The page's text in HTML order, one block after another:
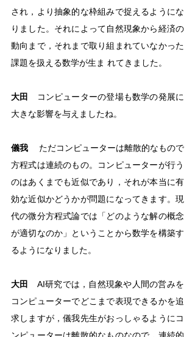
され，より抽象的な枠組みで捉えるようにな
りました。それによって自然現象から経済の
動向まで，それまで取り組まれていなかった
課題を扱える数学が生ま れてきました。
大田
コンピューターの登場も数学の発展に
大きな影響を与えましたね。
儀我 ただコンピューターは離散的なもので
方程式は連続のもの。コンピューターが行う
のはあくまでも近似であり，それが本当に有
効な近似かどうかが問題になってきます。現
代の微分方程式論では「どのような解の概念
が適切なのか」ということから数学を構築す
るようになりました。
大田
AI研究では，自然現象や人間の営みを
コンピューターでどこまで表現できるかを追
求しますが，儀我先生がおっしゃるようにコ